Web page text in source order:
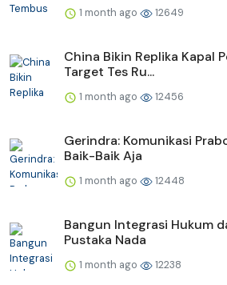
1 month ago 12649
China Bikin Replika Kapal
Target Tes Ru...
1 month ago 12456
Gerindra: Komunikasi
Baik-Baik Aja
1 month ago 12448
Bangun Integrasi Hukum
Pustaka Nada
1 month ago 12238